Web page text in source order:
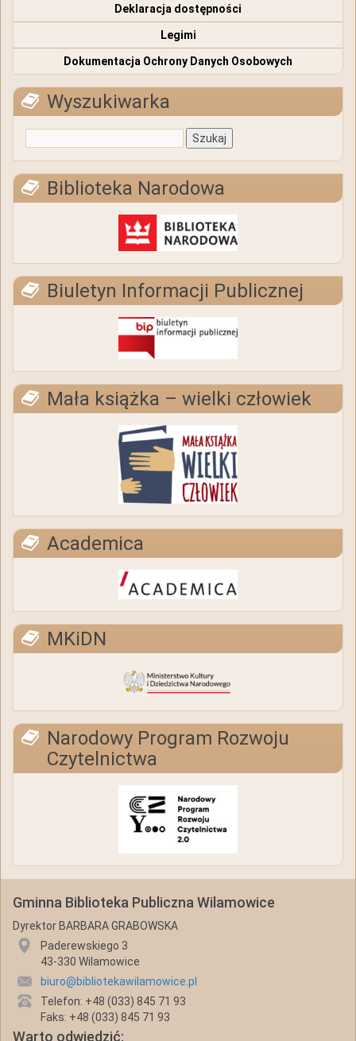
Deklaracja dostępności
Legimi
Dokumentacja Ochrony Danych Osobowych
Wyszukiwarka
Biblioteka Narodowa
Biuletyn Informacji Publicznej
Mała książka – wielki człowiek
Academica
MKiDN
Narodowy Program Rozwoju
Czytelnictwa
Gminna Biblioteka Publiczna Wilamowice
Dyrektor BARBARA GRABOWSKA
Paderewskiego 3
43-330 Wilamowice
biuro@bibliotekawilamowice.pl
Telefon: +48 (033) 845 71 93
Faks: +48 (033) 845 71 93
Warto odwiedzić: